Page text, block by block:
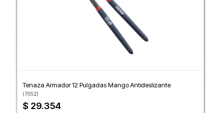
Tenaza Armador 12 Pulgadas Mango Antideslizante
(7052)
$ 29.354